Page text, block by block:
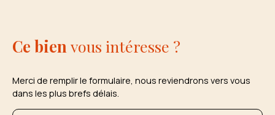
Ce bien vous intéresse ?
Merci de remplir le formulaire, nous reviendrons vers vous
dans les plus brefs délais.